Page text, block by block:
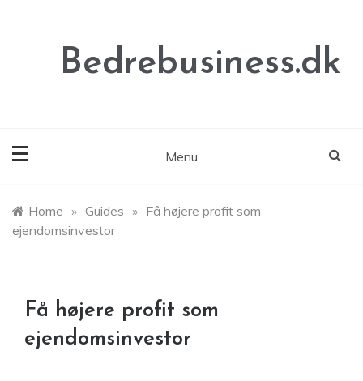
Bedrebusiness.dk
Menu
Home » Guides » Få højere profit som
ejendomsinvestor
Få højere profit som
ejendomsinvestor